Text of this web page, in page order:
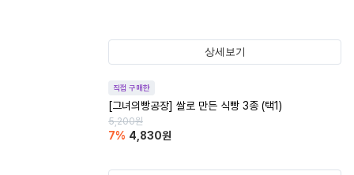
상세보기
직접 구매한
[그녀의빵공장] 쌀로 만든 식빵 3종 (택1)
5,200원
7% 4,830원